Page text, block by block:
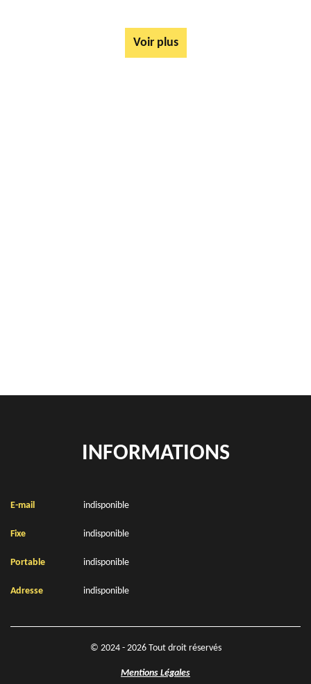
Voir plus
INFORMATIONS
E-mail indisponible
Fixe indisponible
Portable indisponible
Adresse indisponible
© 2024 - 2026 Tout droit réservés
Mentions Légales